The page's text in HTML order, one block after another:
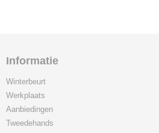
Informatie
Winterbeurt
Werkplaats
Aanbiedingen
Tweedehands